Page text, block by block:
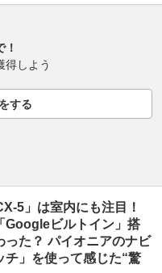
得しよう
する
5」は室内にも注目！
Googleビルトイン」搭
った？ パイオニアのナビ
チ」を使って感じた“驚